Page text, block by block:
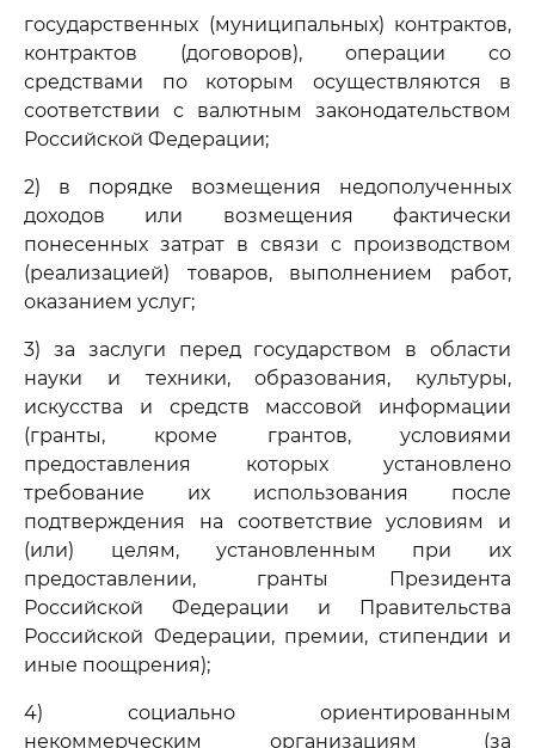
государственных (муниципальных) контрактов,
контрактов (договоров), операции со
средствами по которым осуществляются в
соответствии с валютным законодательством
Российской Федерации;
2) в порядке возмещения недополученных
доходов или возмещения фактически
понесенных затрат в связи с производством
(реализацией) товаров, выполнением работ,
оказанием услуг;
3) за заслуги перед государством в области
науки и техники, образования, культуры,
искусства и средств массовой информации
(гранты, кроме грантов, условиями
предоставления которых установлено
требование их использования после
подтверждения на соответствие условиям и
(или) целям, установленным при их
предоставлении, гранты Президента
Российской Федерации и Правительства
Российской Федерации, премии, стипендии и
иные поощрения);
4) социально ориентированным
некоммерческим организациям (за